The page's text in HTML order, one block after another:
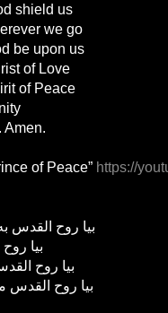
shield us
we go
be upon us
of Love
of Peace
Amen.
of Peace” https://
بیا روح القدس
بیا
بیا روح
بیا روح القدس